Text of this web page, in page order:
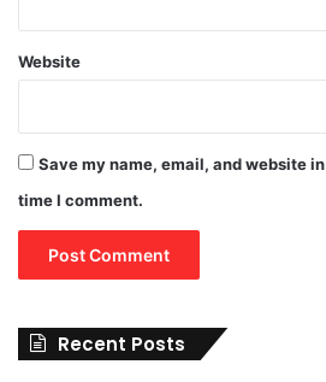
Website
Save my name, email, and website
time I comment.
Recent Posts